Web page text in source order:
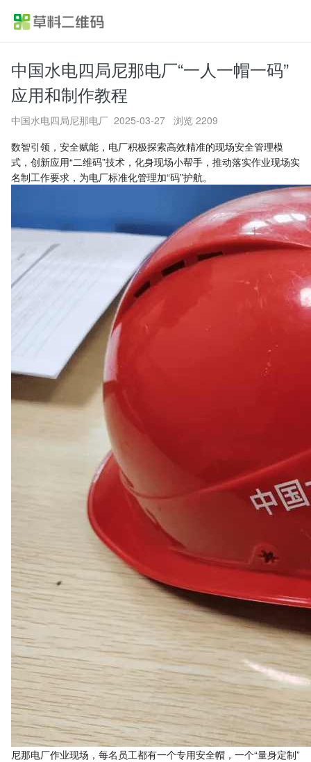
首页
产品功能
应用方案
行业案例
帮助中心
关于草料
微信小程序体验感更佳，使用全部功能请前往电脑端
中国水电四局尼那电厂“一人一帽一码”
应用和制作教程
中国水电四局尼那电厂 2025-03-27 浏览 2209
数智引领，安全赋能，电厂积极探索高效精准的现场安全管理模
式，创新应用“二维码”技术，化身现场小帮手，推动落实作业现场实
名制工作要求，为电厂标准化管理加“码”护航。
尼那电厂作业现场，每名员工都有一个专用安全帽，一个“量身定制”